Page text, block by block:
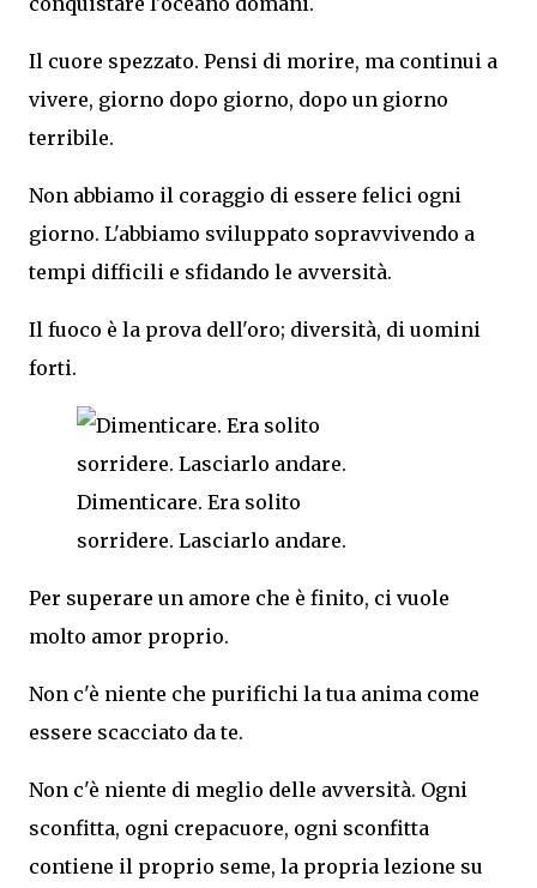
Il cuore spezzato. Pensi di morire, ma continui a
vivere, giorno dopo giorno, dopo un giorno
terribile.
Non abbiamo il coraggio di essere felici ogni
giorno. L'abbiamo sviluppato sopravvivendo a
tempi difficili e sfidando le avversità.
Il fuoco è la prova dell'oro; diversità, di uomini
forti.
Dimenticare. Era solito
sorridere. Lasciarlo andare.
Per superare un amore che è finito, ci vuole
molto amor proprio.
Non c'è niente che purifichi la tua anima come
essere scacciato da te.
Non c'è niente di meglio delle avversità. Ogni
sconfitta, ogni crepacuore, ogni sconfitta
contiene il proprio seme, la propria lezione su